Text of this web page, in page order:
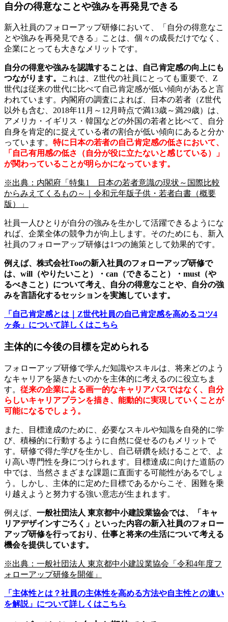
自分の得意なことや強みを再発見できる
新入社員のフォローアップ研修において、「自分の得意なこ
とや強みを再発見できる」ことは、個々の成長だけでなく、
企業にとっても大きなメリットです。
自分の得意や強みを認識することは、自己肯定感の向上にも
つながります。
これは、Z世代の社員にとっても重要で、Z
世代は従来の世代に比べて自己肯定感が低い傾向があると言
われています。内閣府の調査によれば、日本の若者（Z世代
以外も含む、2018年11月～12月時点で満13歳～満29歳）は、
アメリカ・イギリス・韓国などの外国の若者と比べて、自分
自身を肯定的に捉えている者の割合が低い傾向にあると分か
っています。 特に日本の若者の自己肯定感の低さにおいて、
「自己有用感の低さ（自分が役に立たないと感じている）」
が関わっていることが明らかになっています。
※出典：内閣府「特集1 日本の若者意識の現状～国際比較
からみえてくるもの～｜令和元年版子供・若者白書（概要
版）」
社員一人ひとりが自分の強みを生かして活躍できるようにな
れば、企業全体の競争力が向上します。そのためにも、新入
社員のフォローアップ研修は1つの施策として効果的です。
例えば、株式会社Tooの新入社員のフォローアップ研修で
は、will（やりたいこと）・can（できること）・must（や
るべきこと）について考え、自分の得意なことや、自分の強
みを言語化するセッションを実施しています。
「自己肯定感とは｜Z世代社員の自己肯定感を高めるコツ4
ヶ条」について詳しくはこちら
主体的に今後の目標を定められる
フォローアップ研修で学んだ知識やスキルは、将来どのよう
なキャリアを築きたいのかを主体的に考えるのに役立ちま
す。 従来の企業による画一的なキャリアパスではなく、自分
らしいキャリアプランを描き、能動的に実現していくことが
可能になるでしょう。
また、目標達成のために、必要なスキルや知識を自発的に学
び、積極的に行動するように自然に促せるのもメリットで
す。研修で得た学びを生かし、自己研鑽を続けることで、よ
り高い専門性を身につけられます。目標達成に向けた道筋の
中では、当然さまざまな課題に直面する可能性があるでしょ
う。しかし、主体的に定めた目標であるからこそ、困難を乗
り越えようと努力する強い意志が生まれます。
例えば、 一般社団法人 東京都中小建設業協会では、「キャ
リアデザインすごろく」といった内容の新入社員のフォロー
アップ研修を行っており、仕事と将来の生活について考える
機会を提供しています。
※出典：一般社団法人 東京都中小建設業協会「令和4年度フ
ォローアップ研修を開催」
「主体性とは？社員の主体性を高める方法や自主性との違い
を解説」について詳しくはこちら